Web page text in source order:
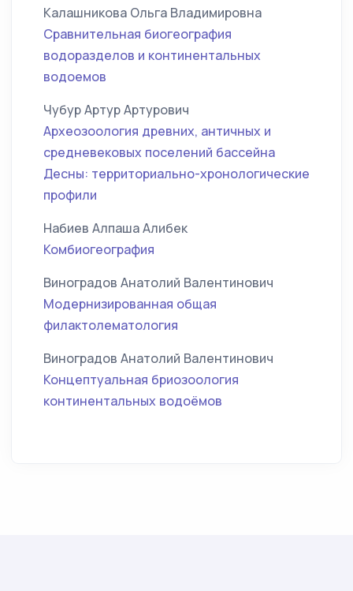
Калашникова Ольга Владимировна
Сравнительная биогеография
водоразделов и континентальных
водоемов
Чубур Артур Артурович
Археозоология древних, античных и
средневековых поселений бассейна
Десны: территориально-хронологические
профили
Набиев Алпаша Алибек
Комбиогеография
Виноградов Анатолий Валентинович
Модернизированная общая
филактолематология
Виноградов Анатолий Валентинович
Концептуальная бриозоология
континентальных водоёмов